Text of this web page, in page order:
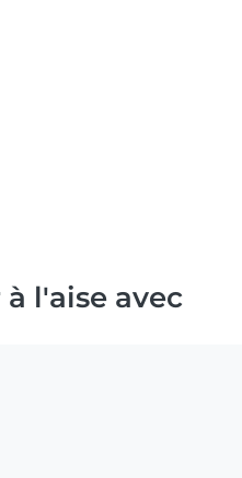
l'aise avec